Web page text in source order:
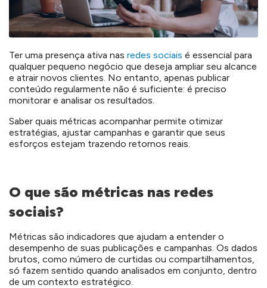
Ter uma presença ativa nas redes sociais é essencial para
qualquer pequeno negócio que deseja ampliar seu alcance
e atrair novos clientes. No entanto, apenas publicar
conteúdo regularmente não é suficiente: é preciso
monitorar e analisar os resultados.
Saber quais métricas acompanhar permite otimizar
estratégias, ajustar campanhas e garantir que seus
esforços estejam trazendo retornos reais.
O que são métricas nas redes
sociais?
Métricas são indicadores que ajudam a entender o
desempenho de suas publicações e campanhas. Os dados
brutos, como número de curtidas ou compartilhamentos,
só fazem sentido quando analisados em conjunto, dentro
de um contexto estratégico.